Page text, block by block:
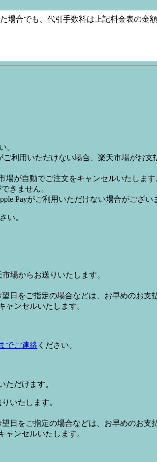
場合でも、代引手数料は上記料金表の金額
。
利用いただけない場合、楽天市場がお
が自動でご注文をキャンセルいたします
きません。
Payがご利用いただけない場合がござい
い。
場からお送りいたします。
日をご指定の場合などは、お早めのお支
ンセルいたします。
でご連絡 ください。
ただけます。
いたします。
日をご指定の場合などは、お早めのお支
ンセルいたします。